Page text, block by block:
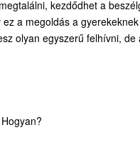
kezdődhet a
a megoldás a
olyan egyszerű felhívni,